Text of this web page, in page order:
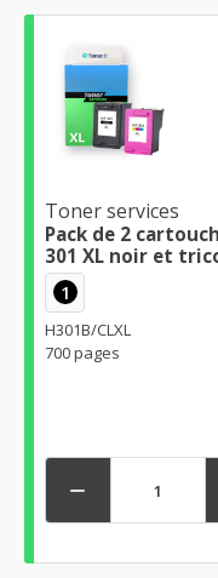
Toner services
Pack de 2
301 XL noir et
1
H301B/CLXL
700 pages
